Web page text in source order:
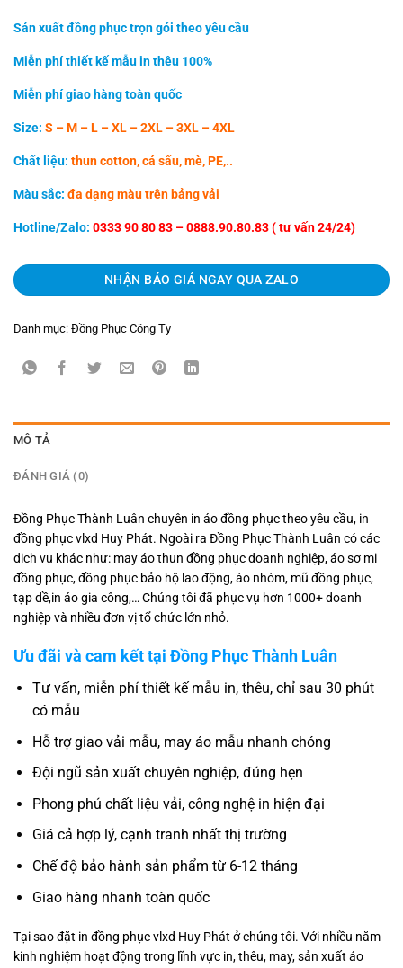
Sản xuất đồng phục trọn gói theo yêu cầu
Miễn phí thiết kế mẫu in thêu 100%
Miễn phí giao hàng toàn quốc
Size: S – M – L – XL – 2XL – 3XL – 4XL
Chất liệu: thun cotton, cá sấu, mè, PE,..
Màu sắc: đa dạng màu trên bảng vải
Hotline/Zalo: 0333 90 80 83 – 0888.90.80.83 ( tư vấn 24/24)
NHẬN BÁO GIÁ NGAY QUA ZALO
Danh mục: Đồng Phục Công Ty
MÔ TẢ
ĐÁNH GIÁ (0)
Đồng Phục Thành Luân chuyên in áo đồng phục theo yêu cầu, in
đồng phục vlxd Huy Phát. Ngoài ra Đồng Phục Thành Luân có các
dich vụ khác như: may áo thun đồng phục doanh nghiệp, áo sơ mi
đồng phục, đồng phục bảo hộ lao động, áo nhóm, mũ đồng phục,
tạp dề,in áo gia công,… Chúng tôi đã phục vụ hơn 1000+ doanh
nghiệp và nhiều đơn vị tổ chức lớn nhỏ.
Ưu đãi và cam kết tại Đồng Phục Thành Luân
Tư vấn, miễn phí thiết kế mẫu in, thêu, chỉ sau 30 phút
có mẫu
Hỗ trợ giao vải mẫu, may áo mẫu nhanh chóng
Đội ngũ sản xuất chuyên nghiệp, đúng hẹn
Phong phú chất liệu vải, công nghệ in hiện đại
Giá cả hợp lý, cạnh tranh nhất thị trường
Chế độ bảo hành sản phẩm từ 6-12 tháng
Giao hàng nhanh toàn quốc
Tại sao đặt in đồng phục vlxd Huy Phát ở chúng tôi. Với nhiều năm
kinh nghiệm hoạt động trong lĩnh vực in, thêu, may, sản xuất áo